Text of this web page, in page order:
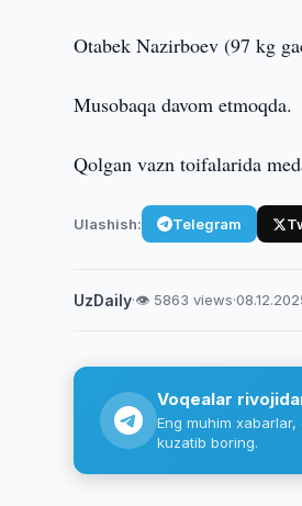
Otabek Nazirboev (97 kg
Musobaqa davom etmoqda.
Qolgan vazn toifalarida
Ulashish: Telegram
UzDaily·👁 5863 views·
Voqealar
Eng muhim
kuzatib boring.